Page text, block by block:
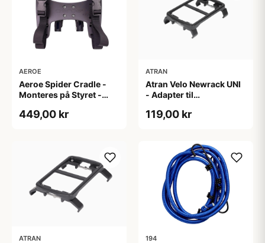
AEROE
Aeroe Spider Cradle -
Monteres på Styret -
449,00 kr
ATRAN
Atran Velo Newrack UNI
- Adapter til
mm - Sort
119,00 kr
ATRAN 194